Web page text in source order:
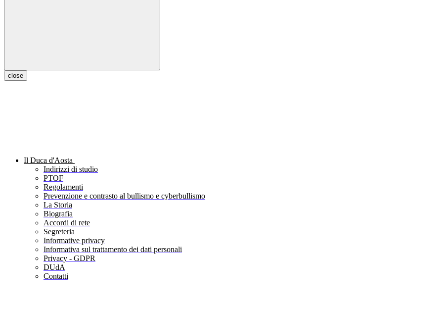
close
Il Duca d'Aosta
Indirizzi di studio
PTOF
Regolamenti
Prevenzione e contrasto al bullismo e cyberbullismo
La Storia
Biografia
Accordi di rete
Segreteria
Informative privacy
Informativa sul trattamento dei dati personali
Privacy - GDPR
DUdA
Contatti